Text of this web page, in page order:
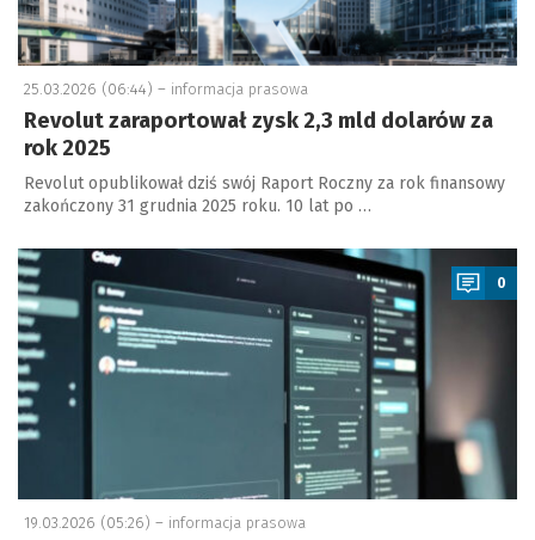
25.03.2026 (06:44) – informacja prasowa
Revolut zaraportował zysk 2,3 mld dolarów za
rok 2025
Revolut opublikował dziś swój Raport Roczny za rok finansowy
zakończony 31 grudnia 2025 roku. 10 lat po …
a
0
19.03.2026 (05:26) – informacja prasowa